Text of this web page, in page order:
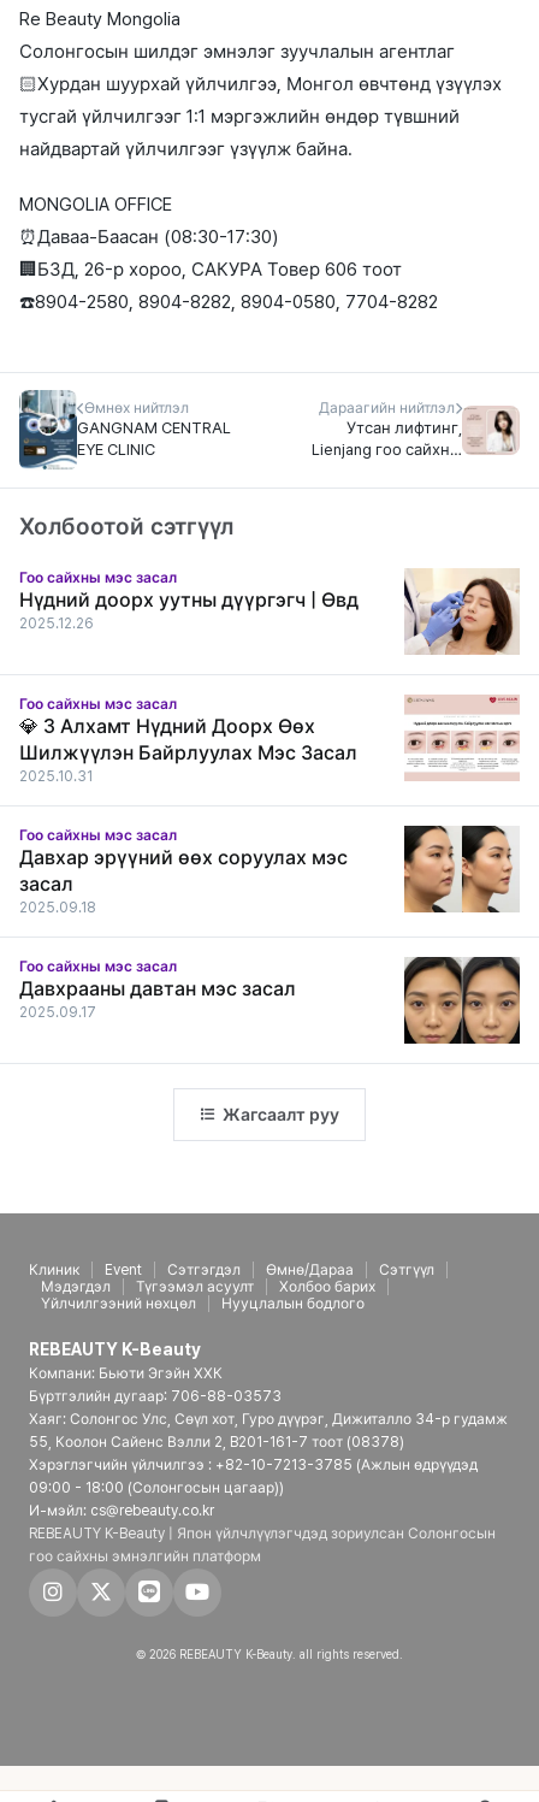
Re Beauty Mongolia
Солонгосын шилдэг эмнэлэг зуучлалын агентлаг
🏻Хурдан шуурхай үйлчилгээ, Монгол өвчтөнд үзүүлэх
тусгай үйлчилгээг 1:1 мэргэжлийн өндөр түвшний
найдвартай үйлчилгээг үзүүлж байна.
MONGOLIA OFFICE
⏰Даваа-Баасан (08:30-17:30)
🏢БЗД, 26-р хороо, САКУРА Товер 606 тоот
☎️8904-2580, 8904-8282, 8904-0580, 7704-8282
Өмнөх нийтлэл
GANGNAM CENTRAL
EYE CLINIC
Дараагийн нийтлэл
Утсан лифтинг,
Lienjang гоо сайхны
Холбоотой сэтгүүл
Гоо сайхны мэс засал
Нүдний доорх уутны дүүргэгч | Өвд
2025.12.26
Гоо сайхны мэс засал
💎 3 Алхамт Нүдний Доорх Өөх
Шилжүүлэн Байрлуулах Мэс Засал
2025.10.31
Гоо сайхны мэс засал
Давхар эрүүний өөх соруулах мэс
засал
2025.09.18
Гоо сайхны мэс засал
Давхрааны давтан мэс засал
2025.09.17
Жагсаалт руу
Клиник Event Сэтгэгдэл Өмнө/Дараа
Сэтгүүл
Мэдэгдэл
Түгээмэл асуулт
Холбоо барих
Үйлчилгээний нөхцөл
Нууцлалын бодлого
REBEAUTY K-Beauty
Компани: Бьюти Эгэйн ХХК
Бүртгэлийн дугаар: 706-88-03573
Хаяг: Солонгос Улс, Сөүл хот, Гуро дүүрэг, Дижиталло 34-р гудамж
55, Коолон Сайенс Вэлли 2, B201-161-7 тоот (08378)
Хэрэглэгчийн үйлчилгээ : +82-10-7213-3785 (Ажлын өдрүүдэд
09:00 - 18:00 (Солонгосын цагаар))
И-мэйл: cs@rebeauty.co.kr
REBEAUTY K-Beauty | Япон үйлчлүүлэгчдэд зориулсан Солонгосын
гоо сайхны эмнэлгийн платформ
© 2026 REBEAUTY K-Beauty. all rights reserved.